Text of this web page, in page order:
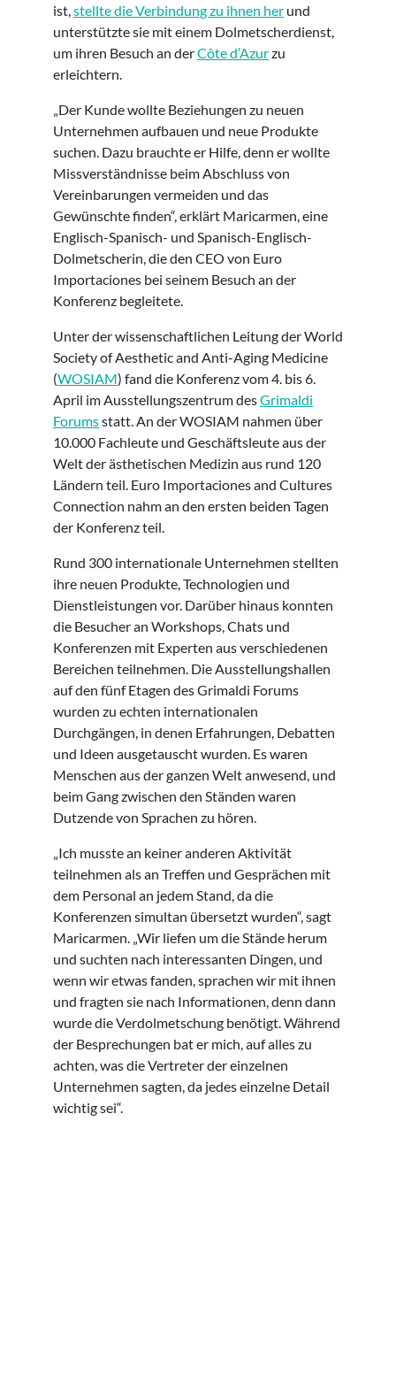
ist, stellte die Verbindung zu ihnen her und
unterstützte sie mit einem Dolmetscherdienst,
um ihren Besuch an derCôte d’Azurzu
erleichtern.
„Der Kunde wollte Beziehungen zu neuen
Unternehmen aufbauen und neue Produkte
suchen. Dazu brauchte er Hilfe, denn er wollte
Missverständnisse beim Abschluss von
Vereinbarungen vermeiden und das
Gewünschte finden“, erklärt Maricarmen, eine
Englisch-Spanisch- und Spanisch-Englisch-
Dolmetscherin, die den CEO von Euro
Importaciones bei seinem Besuch an der
Konferenz begleitete.
Unter der wissenschaftlichen Leitung der World
Society of Aesthetic and Anti-Aging Medicine
(WOSIAM) fand die Konferenz vom 4. bis 6.
April im Ausstellungszentrum desGrimaldi
Forumsstatt. An der WOSIAM nahmen über
10.000 Fachleute und Geschäftsleute aus der
Welt der ästhetischen Medizin aus rund 120
Ländern teil. Euro Importaciones and Cultures
Connection nahm an den ersten beiden Tagen
der Konferenz teil.
Rund 300 internationale Unternehmen stellten
ihre neuen Produkte, Technologien und
Dienstleistungen vor. Darüber hinaus konnten
die Besucher an Workshops, Chats und
Konferenzen mit Experten aus verschiedenen
Bereichen teilnehmen. Die Ausstellungshallen
auf den fünf Etagen des Grimaldi Forums
wurden zu echten internationalen
Durchgängen, in denen Erfahrungen, Debatten
und Ideen ausgetauscht wurden. Es waren
Menschen aus der ganzen Welt anwesend, und
beim Gang zwischen den Ständen waren
Dutzende von Sprachen zu hören.
„Ich musste an keiner anderen Aktivität
teilnehmen als an Treffen und Gesprächen mit
dem Personal an jedem Stand, da die
Konferenzen simultan übersetzt wurden“, sagt
Maricarmen. „Wir liefen um die Stände herum
und suchten nach interessanten Dingen, und
wenn wir etwas fanden, sprachen wir mit ihnen
und fragten sie nach Informationen, denn dann
wurde die Verdolmetschung benötigt. Während
der Besprechungen bat er mich, auf alles zu
achten, was die Vertreter der einzelnen
Unternehmen sagten, da jedes einzelne Detail
wichtig sei“.